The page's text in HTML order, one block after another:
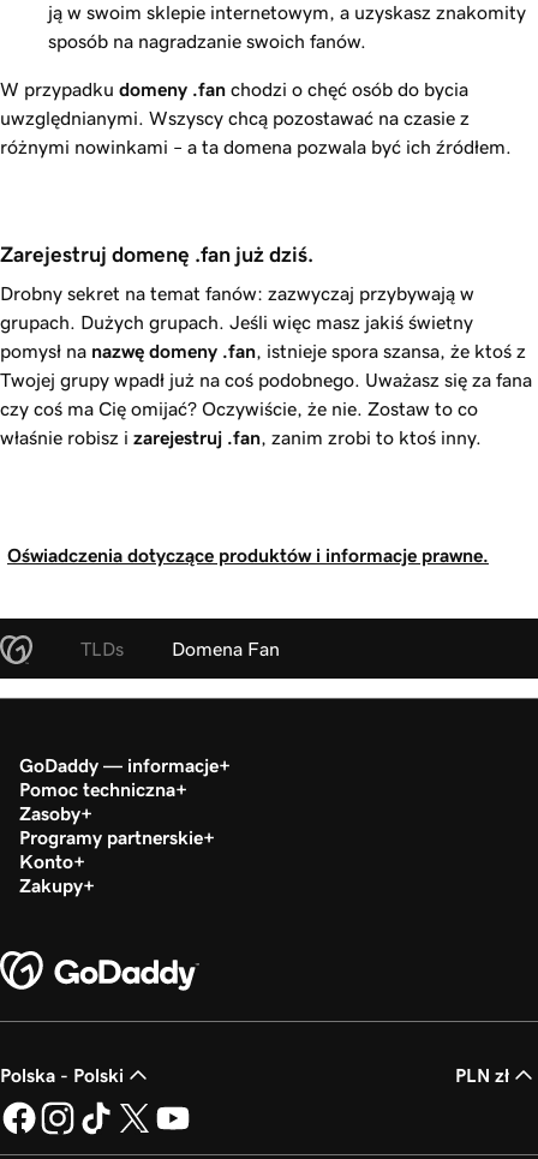
ją w swoim sklepie internetowym, a uzyskasz znakomity
sposób na nagradzanie swoich fanów.
W przypadku domeny .fan chodzi o chęć osób do bycia
uwzględnianymi. Wszyscy chcą pozostawać na czasie z
różnymi nowinkami – a ta domena pozwala być ich źródłem.
Zarejestruj domenę .fan już dziś.
Drobny sekret na temat fanów: zazwyczaj przybywają w
grupach. Dużych grupach. Jeśli więc masz jakiś świetny
pomysł na nazwę domeny .fan , istnieje spora szansa, że ktoś z
Twojej grupy wpadł już na coś podobnego. Uważasz się za fana
czy coś ma Cię omijać? Oczywiście, że nie. Zostaw to co
właśnie robisz i zarejestruj .fan , zanim zrobi to ktoś inny.
Oświadczenia dotyczące produktów i informacje prawne.
TLDs Domena Fan
GoDaddy — informacje
Pomoc techniczna
Zasoby
Programy partnerskie
Konto
Zakupy
Polska - Polski PLN zł